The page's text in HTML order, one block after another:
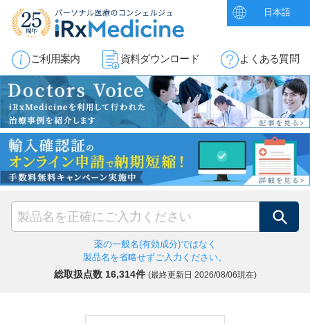
日本語
ご利用案内 資料ダウンロード よくある質問
検索
薬の一般名(有効成分)ではなく
製品名を省略せずご入力ください。
総取扱点数 16,314件 (最終更新日 2026/08/06現在)